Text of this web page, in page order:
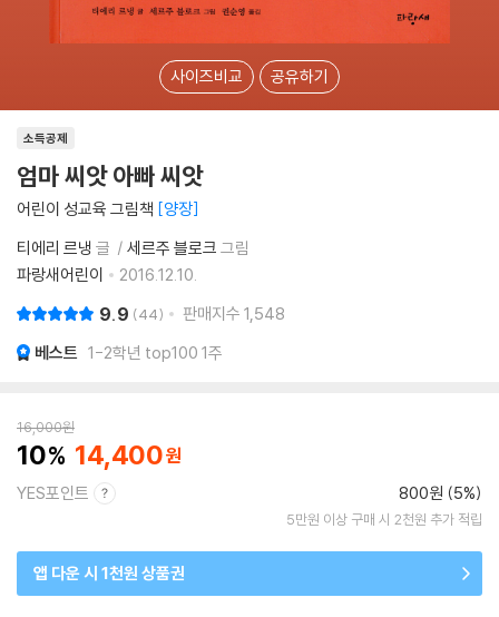
사이즈비교 공유하기
소득공제
엄마 씨앗 아빠 씨앗
어린이 성교육 그림책 양장
티에리 르냉 글 세르주 블로크 그림
파랑새어린이
2016.12.10.
9.9 44 판매지수 1,548
베스트 1-2학년 top100 1주
16,000원
10 14,400
YES포인트 800원 (5%)
5만원 이상 구매 시 2천원 추가 적립
앱 다운 시 1천원 상품권